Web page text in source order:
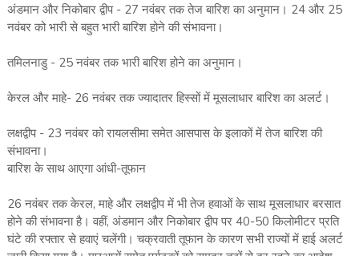
अंडमान और निकोबार द्वीप - 27 नवंबर तक तेज बारिश का अनुमान। 24 और 25
नवंबर को भारी से बहुत भारी बारिश होने की संभावना।
तमिलनाडु - 25 नवंबर तक भारी बारिश होने का अनुमान।
केरल और माहे- 26 नवंबर तक ज्यादातर हिस्सों में मूसलाधार बारिश का अलर्ट।
लक्षद्वीप - 23 नवंबर को रायलसीमा समेत आसपास के इलाकों में तेज बारिश की
संभावना।
बारिश के साथ आएगा आंधी-तूफान
26 नवंबर तक केरल, माहे और लक्षद्वीप में भी तेज हवाओं के साथ मूसलाधार बरसात
होने की संभावना है। वहीं, अंडमान और निकोबार द्वीप पर 40-50 किलोमीटर प्रति
घंटे की रफ्तार से हवाएं चलेंगी। चक्रवाती तूफान के कारण सभी राज्यों में हाई अलर्ट